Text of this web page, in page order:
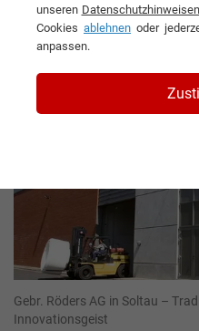
Interview mit
Gebr. Röders AG
Gebr. Röders AG in Soltau –
Innovationsgeist
unseren Datenschutzhinweisen
Cookies ablehnen oder
anpassen.